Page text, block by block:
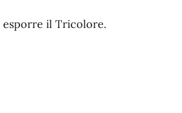
esporre il Tricolore.